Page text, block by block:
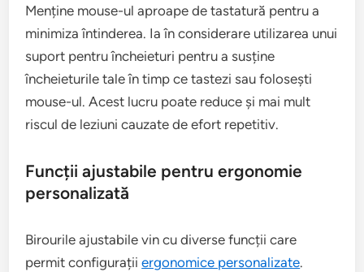
Menține mouse-ul aproape de tastatură pentru a
minimiza întinderea. Ia în considerare utilizarea unui
suport pentru încheieturi pentru a susține
încheieturile tale în timp ce tastezi sau folosești
mouse-ul. Acest lucru poate reduce și mai mult
riscul de leziuni cauzate de efort repetitiv.
Funcții ajustabile pentru ergonomie
personalizată
Birourile ajustabile vin cu diverse funcții care
permit configurațiiergonomice personalizate.